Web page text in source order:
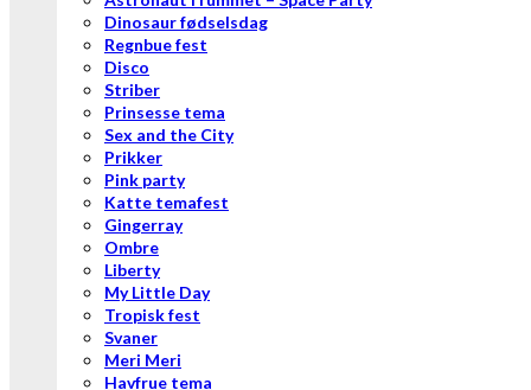
Dinosaur fødselsdag
Regnbue fest
Disco
Striber
Prinsesse tema
Sex and the City
Prikker
Pink party
Katte temafest
Gingerray
Ombre
Liberty
My Little Day
Tropisk fest
Svaner
Meri Meri
Havfrue tema